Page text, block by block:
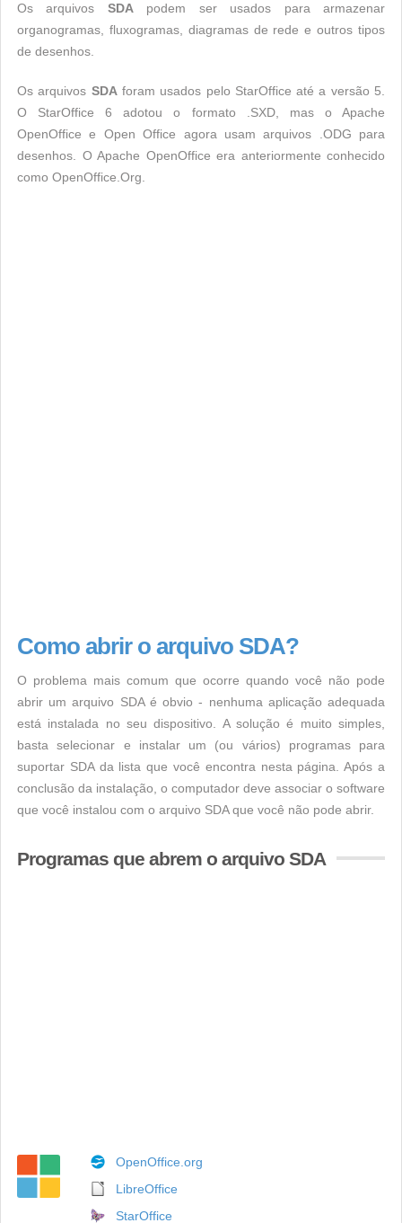
Os arquivos SDApodem ser usados ​​para armazenar
organogramas, fluxogramas, diagramas de rede e outros tipos
de desenhos.
Os arquivos SDAforam usados ​​pelo StarOffice até a versão 5.
O StarOffice 6 adotou o formato .SXD, mas o Apache
OpenOffice e Open Office agora usam arquivos .ODG para
desenhos. O Apache OpenOffice era anteriormente conhecido
como OpenOffice.Org.
Como abrir o arquivo SDA?
O problema mais comum que ocorre quando você não pode
abrir um arquivo SDA é obvio - nenhuma aplicação adequada
está instalada no seu dispositivo. A solução é muito simples,
basta selecionar e instalar um (ou vários) programas para
suportar SDA da lista que você encontra nesta página. Após a
conclusão da instalação, o computador deve associar o software
que você instalou com o arquivo SDA que você não pode abrir.
Programas que abrem o arquivo SDA
OpenOffice.org
LibreOffice
StarOffice